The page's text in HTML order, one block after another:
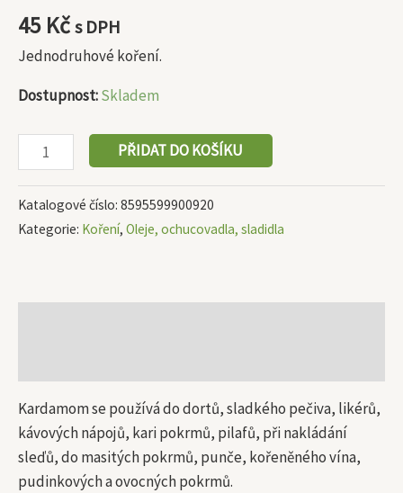
45 Kčs DPH
Jednodruhové koření.
Dostupnost:Skladem
PŘIDAT DO KOŠÍKU
Katalogové číslo: 8595599900920
Kategorie: Koření, Oleje, ochucovadla, sladidla
Kardamom se používá do dortů, sladkého pečiva, likérů,
kávových nápojů, kari pokrmů, pilafů, při nakládání
sleďů, do masitých pokrmů, punče, kořeněného vína,
pudinkových a ovocných pokrmů.